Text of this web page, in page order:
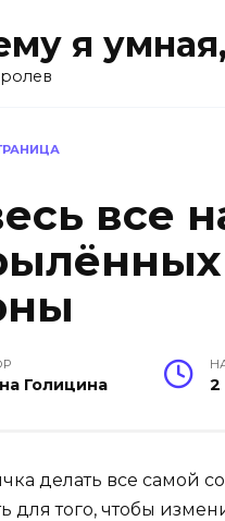
я
все
Голицина 2
делать все самой
для того, чтобы